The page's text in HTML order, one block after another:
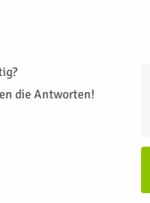
die Antworten!